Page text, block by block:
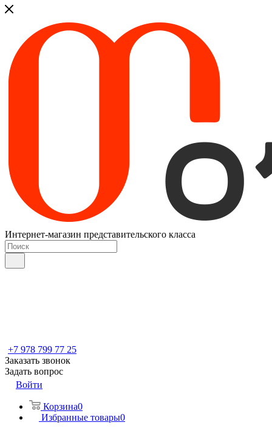
Интернет-магазин представительского класса
+7 978 799 77 25
Заказать звонок
Задать вопрос
Войти
Корзина0
Избранные товары0